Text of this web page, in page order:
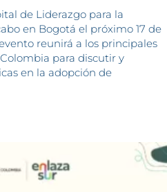
de Liderazgo para la
en Bogotá el próximo 17 de
reunirá a los principales
para discutir y
en la adopción de